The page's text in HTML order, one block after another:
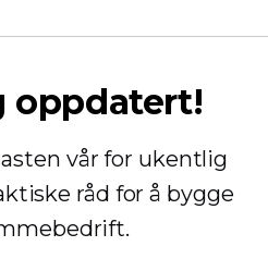
oppdatert!
vår for ukentlig
råd for å bygge